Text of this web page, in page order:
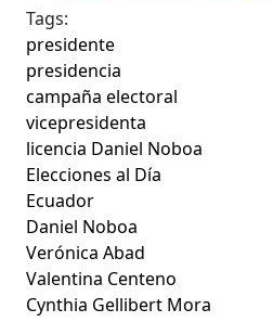
Tags:
presidente
presidencia
campaña electoral
vicepresidenta
licencia Daniel Noboa
Elecciones al Día
Ecuador
Daniel Noboa
Verónica Abad
Valentina Centeno
Cynthia Gellibert Mora